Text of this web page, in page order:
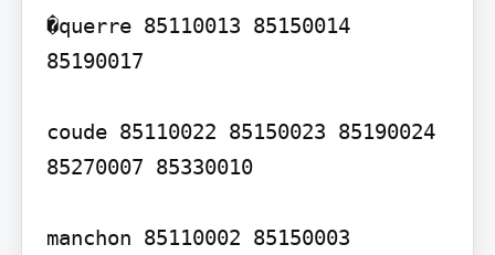
�querre 85110013 85150014
85190017
coude 85110022 85150023 85190024
85270007 85330010
manchon 85110002 85150003